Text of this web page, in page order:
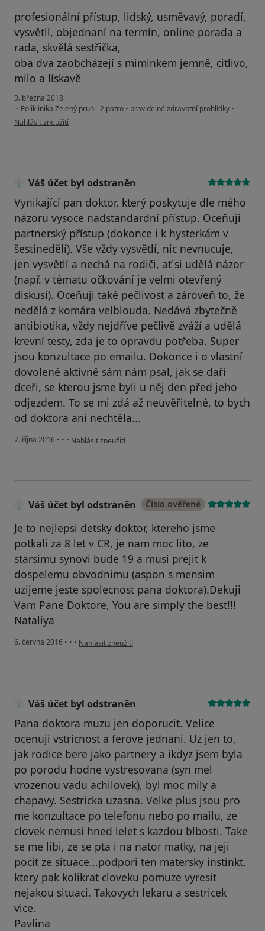
profesionální přístup, lidský, usměvavý, poradí,
vysvětlí, objednaní na termín, online porada a
rada, skvělá sestřička,
oba dva zaobcházejí s miminkem jemně, citlivo,
milo a lískavě
3. března 2018
• Poliklinika Zelený pruh - 2.patro • pravidelné zdravotní prohlídky •
podle názoru uživatele Váš účet byl odstraněn
Nahlásit zneužití
Váš účet byl odstraněn
Vynikající pan doktor, který poskytuje dle mého
názoru vysoce nadstandardní přístup. Oceňuji
partnerský přístup (dokonce i k hysterkám v
šestinedělí). Vše vždy vysvětlí, nic nevnucuje,
jen vysvětlí a nechá na rodiči, ať si udělá názor
(např. v tématu očkování je velmi otevřený
diskusi). Oceňuji také pečlivost a zároveň to, že
nedělá z komára velblouda. Nedává zbytečně
antibiotika, vždy nejdříve pečlivě zváží a udělá
krevní testy, zda je to opravdu potřeba. Super
jsou konzultace po emailu. Dokonce i o vlastní
dovolené aktivně sám nám psal, jak se daří
dceři, se kterou jsme byli u něj den před jeho
odjezdem. To se mi zdá až neuvěřitelné, to bych
od doktora ani nechtěla...
7. října 2016 • • • podle názoru uživatele Váš účet byl odstraněn
Nahlásit zneužití
Váš účet byl odstraněn Číslo ověřené
Je to nejlepsi detsky doktor, ktereho jsme
potkali za 8 let v CR, je nam moc lito, ze
starsimu synovi bude 19 a musi prejit k
dospelemu obvodnimu (aspon s mensim
uzijeme jeste spolecnost pana doktora).Dekuji
Vam Pane Doktore, You are simply the best!!!
Nataliya
6. června 2016 • • • podle názoru uživatele Váš účet byl odstraněn
Nahlásit zneužití
Váš účet byl odstraněn
Pana doktora muzu jen doporucit. Velice
ocenuji vstricnost a ferove jednani. Uz jen to,
jak rodice bere jako partnery a ikdyz jsem byla
po porodu hodne vystresovana (syn mel
vrozenou vadu achilovek), byl moc mily a
chapavy. Sestricka uzasna. Velke plus jsou pro
me konzultace po telefonu nebo po mailu, ze
clovek nemusi hned lelet s kazdou blbosti. Take
se me libi, ze se pta i na nator matky, na jeji
pocit ze situace...podpori ten matersky instinkt,
ktery pak kolikrat cloveku pomuze vyresit
nejakou situaci. Takovych lekaru a sestricek
vice.
Pavlina